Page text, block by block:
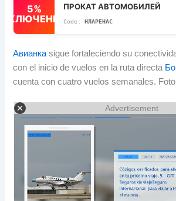
5%
ПРОКАТ АВТОМОБИЛЕЙ
НЛАРЕНАС
Авианка sigue fortaleciendo su
con el inicio de vuelos en la ruta directa
cuenta con cuatro vuelos semanales.
Advertisement